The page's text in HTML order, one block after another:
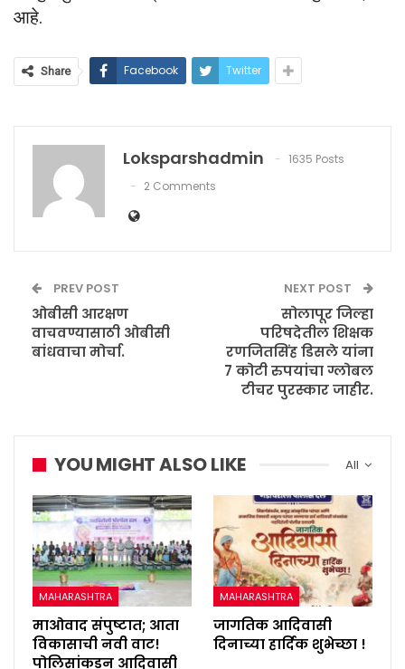
आहे.
Share Facebook Twitter
Loksparshadmin
1635 Posts
2 Comments
PREV POST
ओबीसी आरक्षण
वाचवण्यासाठी ओबीसी
बांधवाचा मोर्चा.
NEXT POST
सोलापूर जिल्हा
परिषदेतील शिक्षक
रणजितसिंह डिसले यांना
7 कोटी रुपयांचा ग्लोबल
टीचर पुरस्कार जाहीर.
All
YOU MIGHT ALSO LIKE
MAHARASHTRA
माओवाद संपुष्टात; आता
विकासाची नवी वाट!
पोलिसांकडून आदिवासी
MAHARASHTRA
जागतिक आदिवासी
दिनाच्या हार्दिक शुभेच्छा !